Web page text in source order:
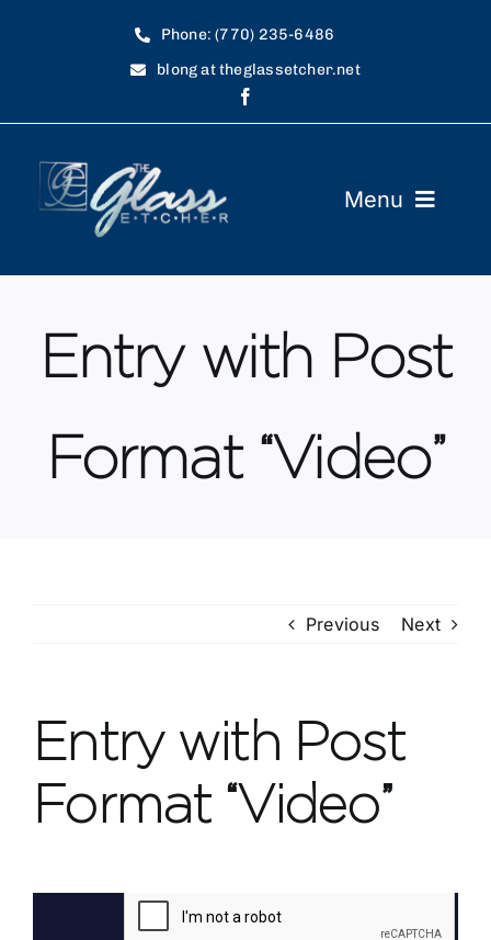
Phone: (770) 235-6486
blong at theglassetcher.net
Menu
Home
Showroom
Art Requirements
FAQ
Entry with Post
Format “Video”
Previous Next
Entry with Post
Format “Video”